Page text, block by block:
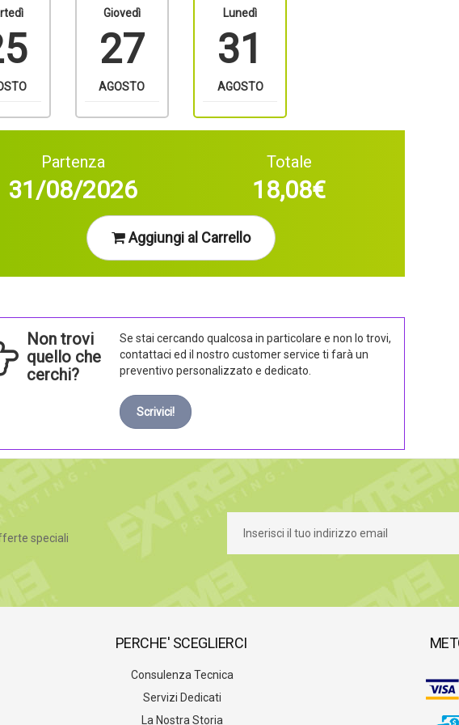
Giovedì
27
AGOSTO
Lunedì
31
AGOSTO
Partenza
31/08/2026
Totale
18,08€
Aggiungi al Carrello
Non trovi
quello che
cerchi?
Se stai cercando qualcosa in particolare e non lo trovi,
contattaci ed il nostro customer service ti farà un
preventivo personalizzato e dedicato.
Scrivici!
speciali
PERCHE' SCEGLIERCI
Consulenza Tecnica
Servizi Dedicati
La Nostra Storia